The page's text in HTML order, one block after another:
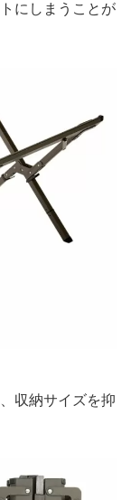
にしまうことが
収納サイズを抑